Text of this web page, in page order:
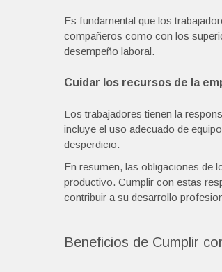
Es fundamental que los
compañeros como con los
desempeño laboral.
Cuidar los recursos de la
Los trabajadores tienen la
incluye el uso adecuado de
desperdicio.
En resumen, las obligaciones de
productivo. Cumplir con estas
contribuir a su desarrollo
Beneficios de Cumplir